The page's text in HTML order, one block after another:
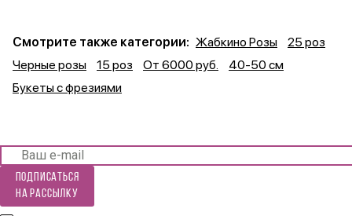
Смотрите также категории: Жабкино Розы
25 роз
Черные розы
15 роз От 6000 руб.
40-50 см
Букеты с фрезиями
Подписаться
на рассылку